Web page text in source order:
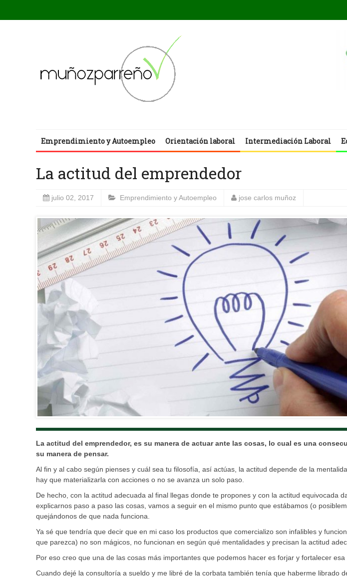
Emprendimiento y Autoempleo Orientación laboral Intermediación Laboral
La actitud del emprendedor
julio 02, 2017 Emprendimiento y Autoempleo jose carlos muñoz
La actitud del emprendedor, es su manera de actuar ante las cosas, lo cual es una
su manera de pensar.
Al fin y al cabo según pienses y cuál sea tu filosofía, así actúas, la actitud depende de la
hay que materializarla con acciones o no se avanza un solo paso.
De hecho, con la actitud adecuada al final llegas donde te propones y con la actitud equivocada
explicarnos paso a paso las cosas, vamos a seguir en el mismo punto que estábamos (o
quejándonos de que nada funciona.
Ya sé que tendría que decir que en mi caso los productos que comercializo son infalibles y
que parezca) no son mágicos, no funcionan en según qué mentalidades y precisan la actitud
Por eso creo que una de las cosas más importantes que podemos hacer es forjar y fortalecer
Cuando dejé la consultoría a sueldo y me libré de la corbata también tenía que haberme librado